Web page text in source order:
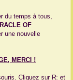
du temps à tous,
OF
une nouvelle
MERCI !
Cliquez sur R: et